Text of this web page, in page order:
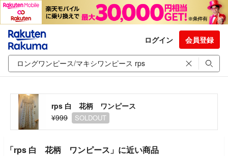
ログイン 会員登録
rps 白 花柄 ワンピース
¥999
SOLDOUT
「rps 白 花柄 ワンピース」に近い商品